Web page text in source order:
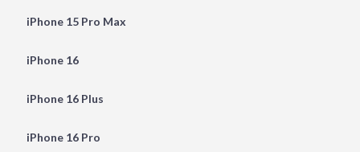
iPhone 15 Pro Max
iPhone 16
iPhone 16 Plus
iPhone 16 Pro